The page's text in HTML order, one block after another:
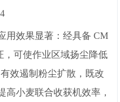
用效果显著：经具备 CM
，可使作业区域扬尘降低
效遏制粉尘扩散，既改
高小麦联合收获机效率，